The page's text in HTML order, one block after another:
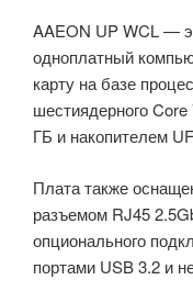
AAEON UP WCL —
одноплатный
карту на базе
шестиядерного
ГБ и накопителем
Плата также
разъемом RJ45
опционального
портами USB 3.2 и